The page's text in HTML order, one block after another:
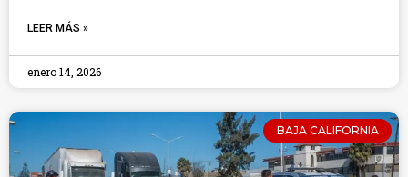
LEER MÁS »
enero 14, 2026
BAJA CALIFORNIA